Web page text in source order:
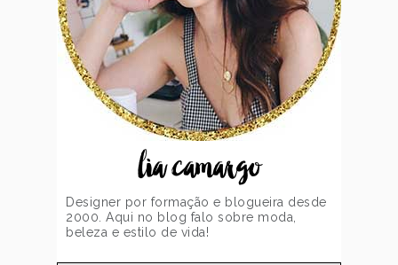
lia camargo
Designer por formação e blogueira desde
2000. Aqui no blog falo sobre moda,
beleza e estilo de vida!